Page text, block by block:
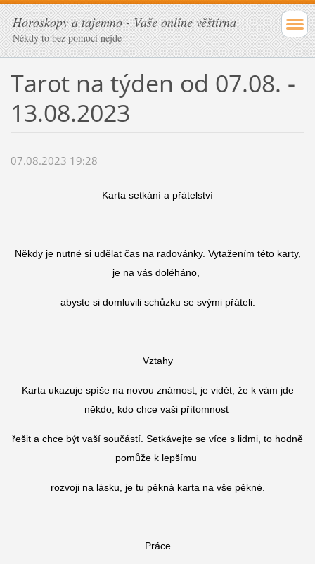
Horoskopy a tajemno - Vaše online věštírna
Někdy to bez pomoci nejde
Tarot na týden od 07.08. -
13.08.2023
07.08.2023 19:28
Karta setkání a přátelství
Někdy je nutné si udělat čas na radovánky. Vytažením této karty,
je na vás doléháno,
abyste si domluvili schůzku se svými přáteli.
Vztahy
Karta ukazuje spíše na novou známost, je vidět, že k vám jde
někdo, kdo chce vaši přítomnost
řešit a chce být vaší součástí. Setkávejte se více s lidmi, to hodně
pomůže k lepšímu
rozvoji na lásku, je tu pěkná karta na vše pěkné.
Práce